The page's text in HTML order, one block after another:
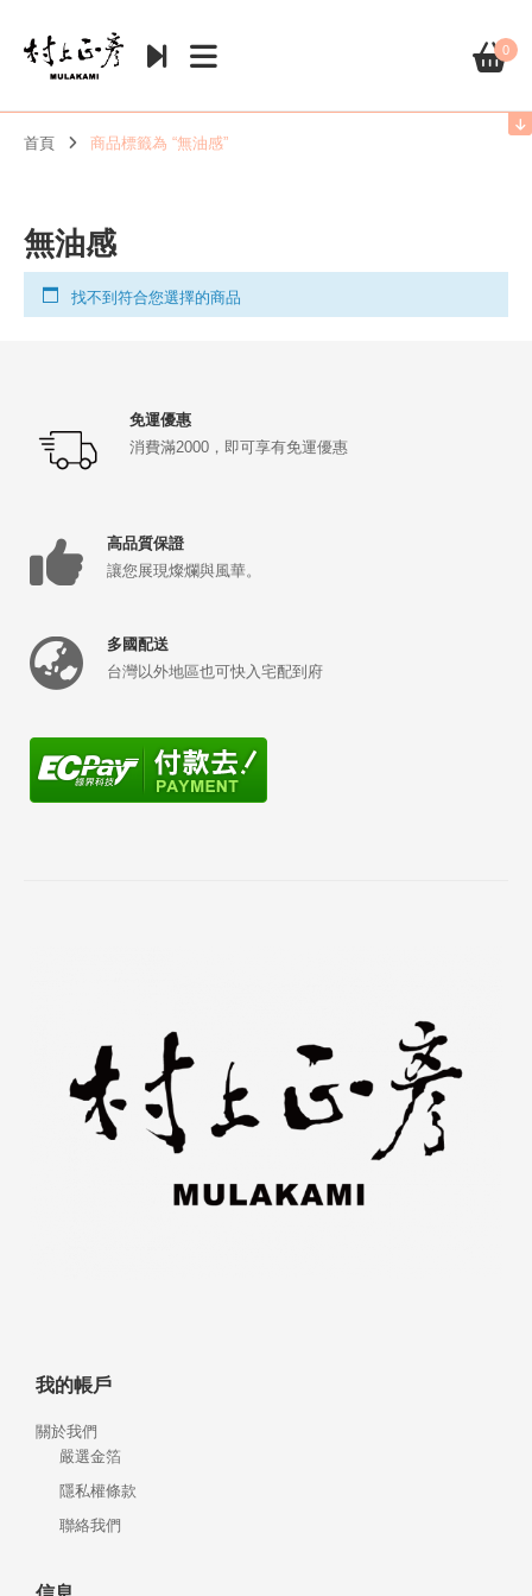
0
首頁 商品標籤為 “無油感”
無油感
找不到符合您選擇的商品
免運優惠
消費滿2000，即可享有免運優惠
高品質保證
讓您展現燦爛與風華。
多國配送
台灣以外地區也可快入宅配到府
我的帳戶
關於我們
嚴選金箔
隱私權條款
聯絡我們